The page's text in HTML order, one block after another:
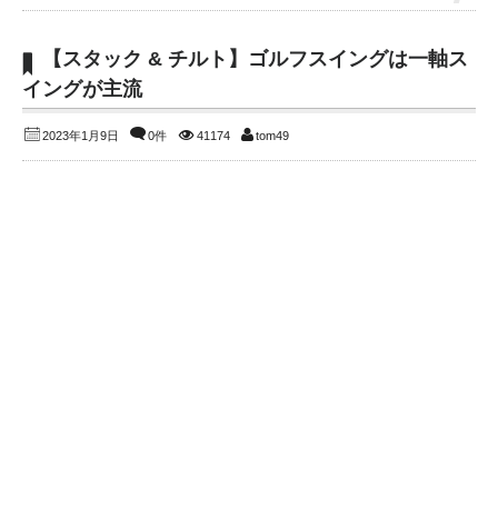
【スタック & チルト】ゴルフスイングは一軸ス
イングが主流
2023年1月9日 0件 41174 tom49